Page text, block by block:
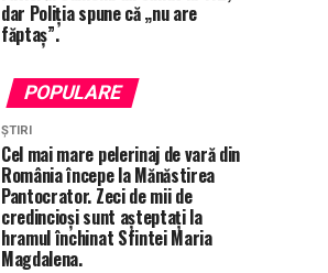
dar Poliția spune că „nu are
făptaș”.
POPULARE
ȘTIRI
Cel mai mare pelerinaj de vară din
România începe la Mănăstirea
Pantocrator. Zeci de mii de
credincioși sunt așteptați la
hramul închinat Sfintei Maria
Magdalena.